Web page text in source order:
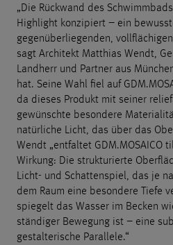
„Die Rückwand des
Highlight konzipiert – ein
gegenüberliegenden,
sagt Architekt Matthias Wendt,
Landherr und Partner aus
hat. Seine Wahl fiel auf
da dieses Produkt mit seiner
gewünschte besondere
natürliche Licht, das über das
Wendt „entfaltet GDM.MOSAICO
Wirkung: Die strukturierte
Licht- und Schattenspiel, das je
dem Raum eine besondere Tiefe
spiegelt das Wasser im Becken
ständiger Bewegung ist – eine
gestalterische Parallele.“